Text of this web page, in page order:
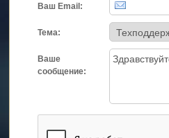
Ваш Email:
Тема:
Ваше
сообщение: